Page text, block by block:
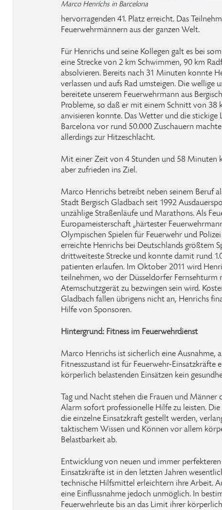
Marco Henríchs in Barcelona
hervorragenden 41. Platz erreicht. Das
Feuerwehrmännern aus der ganzen Welt.
Für Henrichs und seine Kollegen galt es bei
eine Strecke von 2 km Schwimmen, 90 km
absolvieren. Bereits nach 31 Minuten konnte
verlassen und aufs Rad umsteigen. Die wellige
bereitete unserem Feuerwehrmann aus
Probleme, so daß er mit einem Schnitt von 38
anvisieren konnte. Das Wetter und die stickige
Barcelona vor rund 50.000 Zuschauern
allerdings zur Hitzeschlacht.
Mit einer Zeit von 4 Stunden und 58 Minuten
aber zufrieden ins Ziel.
Marco Henrichs betreibt neben seinem Beruf
Stadt Bergisch Gladbach seit 1992
unzählige Straßenläufe und Marathons. Als
Europameisterschaft „härtester
Olympischen Spielen für Feuerwehr und
erreichte Henrichs bei Deutschlands größtem
drittweiteste Strecke und konnte damit rund
patienten erlaufen. Im Oktober 2011 wird
teilnehmen, wo der Düsseldorfer Fernsehturm
Atemschutzgerät zu bezwingen sein wird.
Gladbach fallen übrigens nicht an, Henrichs
Hilfe von Sponsoren.
Hintergrund: Fitness im Feuerwehrdienst
Marco Henrichs ist sicherlich eine Ausnahme,
Fitnesszustand ist für Feuerwehr-Einsatzkräfte
körperlich belastenden Einsätzen kein
Tag und Nacht stehen die Frauen und Männer
Alarm sofort professionelle Hilfe zu leisten.
die einzelne Einsatzkraft gestellt werden,
taktischem Wissen und Können vor allem
Belastbarkeit ab.
Entwicklung von neuen und immer
Einsatzkräfte ist in den letzten Jahren
technische Hilfsmittel erleichtern ihre Arbeit.
eine Einflussnahme jedoch unmöglich. In
Feuerwehrleute bis an das Limit ihrer